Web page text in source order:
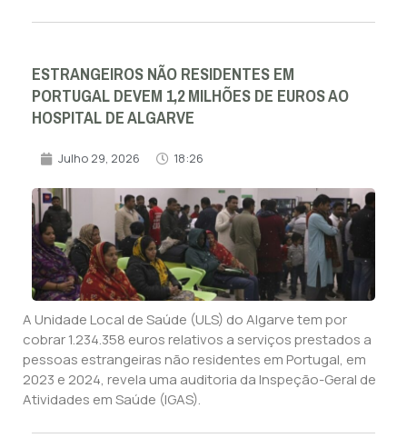
ESTRANGEIROS NÃO RESIDENTES EM
PORTUGAL DEVEM 1,2 MILHÕES DE EUROS AO
HOSPITAL DE ALGARVE
Julho 29, 2026 18:26
A Unidade Local de Saúde (ULS) do Algarve tem por
cobrar 1.234.358 euros relativos a serviços prestados a
pessoas estrangeiras não residentes em Portugal, em
2023 e 2024, revela uma auditoria da Inspeção-Geral de
Atividades em Saúde (IGAS).